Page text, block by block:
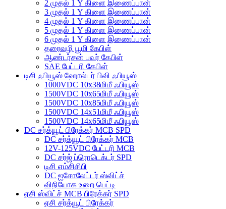
2 முதல் 1 Y கிளை இணைப்பான்
3 முதல் 1 Y கிளை இணைப்பான்
4 முதல் 1 Y கிளை இணைப்பான்
5 முதல் 1 Y கிளை இணைப்பான்
6 முதல் 1 Y கிளை இணைப்பான்
தரைவழி பூமி கேபிள்
ஆண்டர்சன் பவர் கேபிள்
SAE பேட்டரி கேபிள்
டிசி ஃபியூஸ் ஹோல்டர் பிவி ஃபியூஸ்
1000VDC 10x38மிமீ ஃபியூஸ்
1500VDC 10x65மிமீ ஃபியூஸ்
1500VDC 10x85மிமீ ஃபியூஸ்
1500VDC 14x51மிமீ ஃபியூஸ்
1500VDC 14x65மிமீ ஃபியூஸ்
DC சர்க்யூட் பிரேக்கர் MCB SPD
DC சர்க்யூட் பிரேக்கர் MCB
12V-125VDC பேட்டரி MCB
DC சர்ஜ் ப்ரொடெக்டர் SPD
டிசி எம்சிசிபி
DC ஐசோலேட்டர் ஸ்விட்ச்
விநியோக உறை பெட்டி
ஏசி ஸ்விட்ச் MCB பிரேக்கர் SPD
ஏசி சர்க்யூட் பிரேக்கர்